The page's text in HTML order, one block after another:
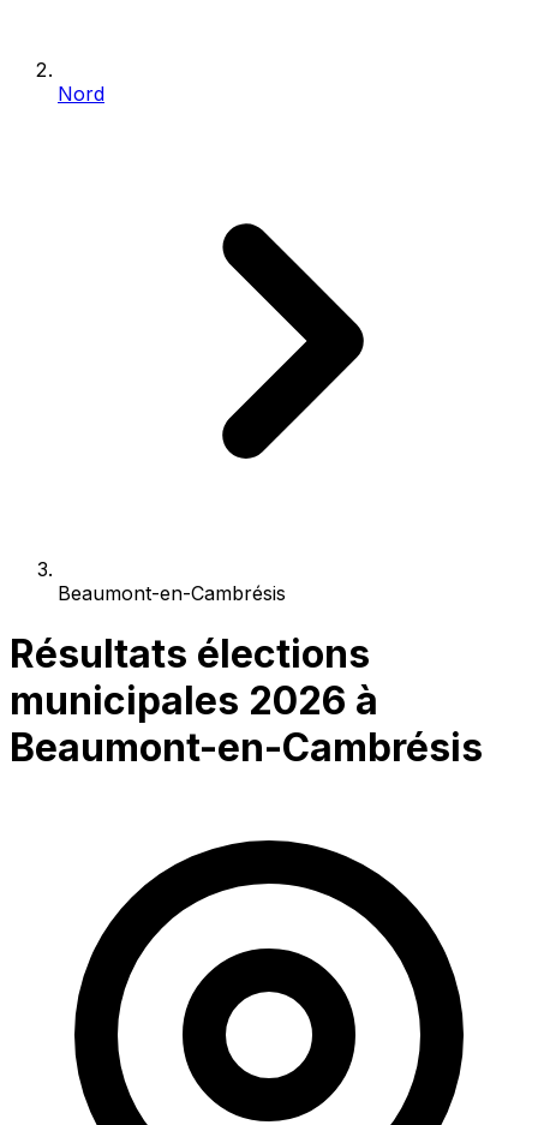
Nord
Beaumont-en-Cambrésis
Résultats élections
municipales 2026 à
Beaumont-en-Cambrésis